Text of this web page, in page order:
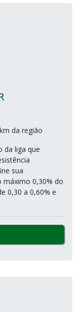
da região
da liga que
sua
máximo 0,30% do
0,30 a 0,60% e